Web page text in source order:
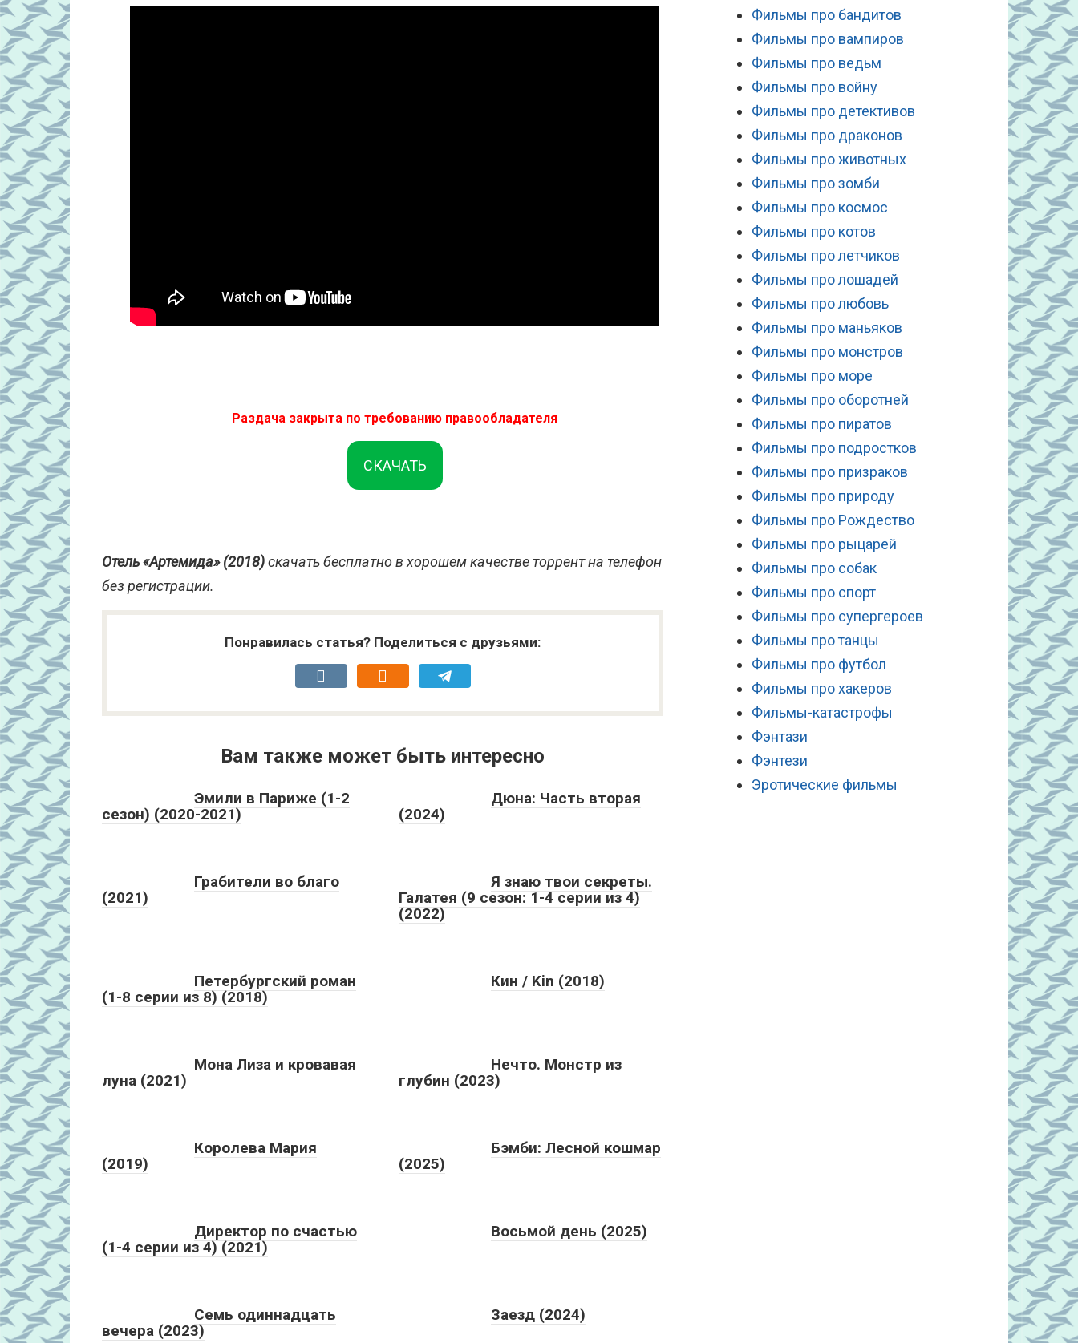
Раздача закрыта по требованию правообладателя
СКАЧАТЬ
Отель «Артемида» (2018)скачать бесплатно в хорошем качестве торрент на телефон
без регистрации.
Понравилась статья? Поделиться с друзьями:
Вам также может быть интересно
Эмили в Париже (1-2
сезон) (2020-2021)
Дюна: Часть вторая
(2024)
Грабители во благо
(2021)
Я знаю твои секреты.
Галатея (9 сезон: 1-4 серии из 4)
(2022)
Петербургский роман
(1-8 серии из 8) (2018)
Кин / Kin (2018)
Мона Лиза и кровавая
луна (2021)
Нечто. Монстр из
глубин (2023)
Королева Мария
(2019)
Бэмби: Лесной кошмар
(2025)
Директор по счастью
(1-4 серии из 4) (2021)
Восьмой день (2025)
Семь одиннадцать
вечера (2023)
Заезд (2024)
Фильмы про бандитов
Фильмы про вампиров
Фильмы про ведьм
Фильмы про войну
Фильмы про детективов
Фильмы про драконов
Фильмы про животных
Фильмы про зомби
Фильмы про космос
Фильмы про котов
Фильмы про летчиков
Фильмы про лошадей
Фильмы про любовь
Фильмы про маньяков
Фильмы про монстров
Фильмы про море
Фильмы про оборотней
Фильмы про пиратов
Фильмы про подростков
Фильмы про призраков
Фильмы про природу
Фильмы про Рождество
Фильмы про рыцарей
Фильмы про собак
Фильмы про спорт
Фильмы про супергероев
Фильмы про танцы
Фильмы про футбол
Фильмы про хакеров
Фильмы-катастрофы
Фэнтази
Фэнтези
Эротические фильмы